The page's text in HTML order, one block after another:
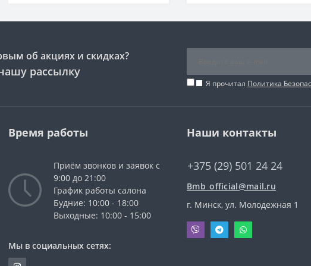
об акциях и скидках?
рассылку
Я прочитал Политика
Время работы
Приём звонков и заявок с
9:00 до 21:00
График работы салона
Будние: 10:00 - 18:00
Выходные: 10:00 - 15:00
Мы в социальных сетях:
Наши контакты
+375 (29) 501 24 24
Bmb_official@mail.ru
г. Минск, ул. Молодежная 1